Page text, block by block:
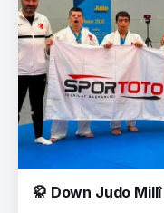
🥋 Down Judo Millî